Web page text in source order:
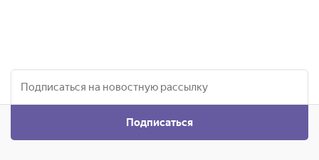
Подписаться